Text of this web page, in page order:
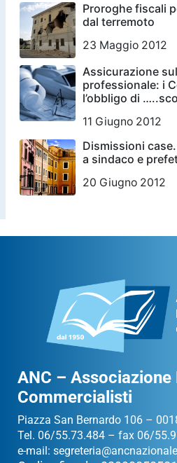
Proroghe fiscali
dal terremoto
23 Maggio 2012
Assicurazione
professionale: i
l’obbligo di
11 Giugno 2012
Dismissioni
a sindaco e
20 Giugno 2012
ANC – Associazione
Commercialisti
Piazza San Bernardo 106 –
Tel. 06/55.73.484 – fax 06/
e-mail: